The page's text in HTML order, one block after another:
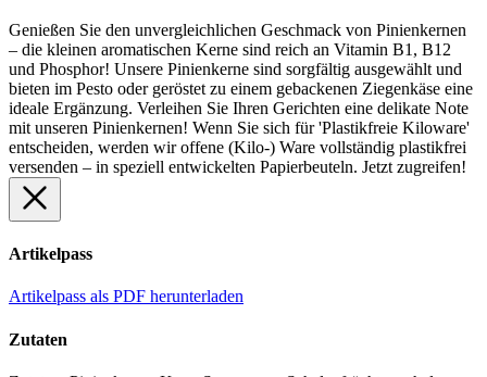
Genießen Sie den unvergleichlichen Geschmack von Pinienkernen
– die kleinen aromatischen Kerne sind reich an Vitamin B1, B12
und Phosphor! Unsere Pinienkerne sind sorgfältig ausgewählt und
bieten im Pesto oder geröstet zu einem gebackenen Ziegenkäse eine
ideale Ergänzung. Verleihen Sie Ihren Gerichten eine delikate Note
mit unseren Pinienkernen! Wenn Sie sich für 'Plastikfreie Kiloware'
entscheiden, werden wir offene (Kilo-) Ware vollständig plastikfrei
versenden – in speziell entwickelten Papierbeuteln. Jetzt zugreifen!
Artikelpass
Artikelpass als PDF herunterladen
Zutaten